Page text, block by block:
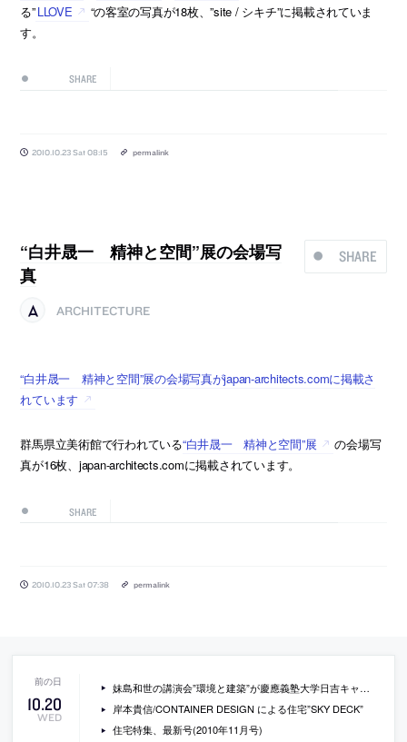
る”LLOVE
“の客室の写真が18枚、”site / シキチ”に掲載されていま
す。
SHARE
2010.10.23 Sat 08:15 permalink
SHARE
“白井晟一 精神と空間”展の会場写
真
ARCHITECTURE
“白井晟一 精神と空間”展の会場写真がjapan-architects.comに掲載さ
れています
群馬県立美術館で行われている“白井晟一 精神と空間”展
の会場写
真が16枚、japan-architects.comに掲載されています。
SHARE
2010.10.23 Sat 07:38 permalink
10.20
WED
妹島和世の講演会”環境と建築”が慶應義塾大学日吉キャンパスで開催[2010/10/30]
岸本貴信/CONTAINER DESIGN による住宅”SKY DECK”
住宅特集、最新号(2010年11月号)